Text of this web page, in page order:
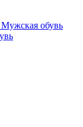
Мужская обувь